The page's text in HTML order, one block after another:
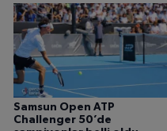
Samsun Open ATP
Challenger 50’de